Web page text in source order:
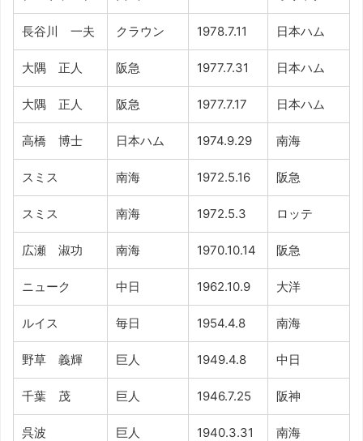
長谷川 一夫 クラウン 1978.7.11 日本ハム
大隅 正人 阪急 1977.7.31 日本ハム
大隅 正人 阪急 1977.7.17 日本ハム
高橋 博士 日本ハム 1974.9.29 南海
スミス 南海 1972.5.16 阪急
スミス 南海 1972.5.3 ロッテ
広瀬 淑功 南海 1970.10.14 阪急
ニューク 中日 1962.10.9 大洋
ルイス 毎日 1954.4.8 南海
野草 義輝 巨人 1949.4.8 中日
千葉 茂 巨人 1946.7.25 阪神
呉波 巨人 1940.3.31 南海